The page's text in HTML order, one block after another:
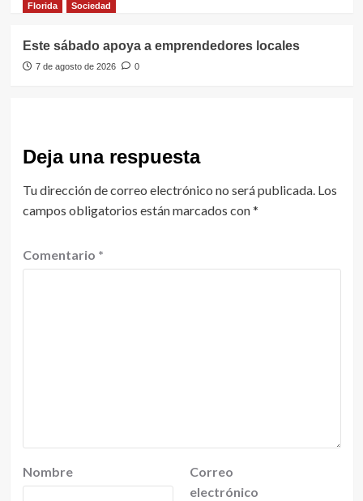
Florida
Sociedad
Este sábado apoya a emprendedores locales
7 de agosto de 2026 0
Deja una respuesta
Tu dirección de correo electrónico no será publicada. Los
campos obligatorios están marcados con*
Comentario *
Nombre
Correo
electrónico